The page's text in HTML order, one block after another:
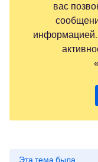
вас